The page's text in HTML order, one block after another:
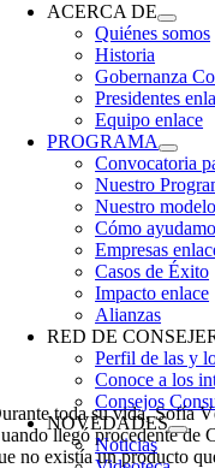
ACERCA DE
Quiénes somos
Historia
Gobernanza
Presidentes
Equipo enlace
PROGRAMA
Convocatoria
Nuestro
Nuestro modelo
Cómo
Empresas
Casos de Éxito
Impacto enlace
Alianzas
RED DE
Perfil de las y
Conoce a los
Consejos
NOVEDADES
Noticias
toda su vida, Sofía
llegó procedente de
no existía un producto